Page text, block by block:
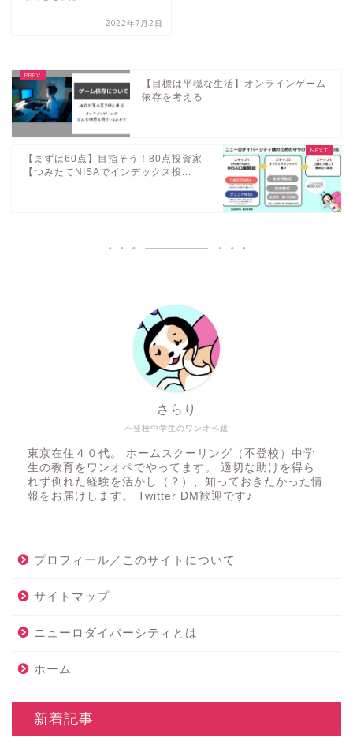
2022年7月2日
【目標は平穏な生活】オンラインゲーム
依存を考える
【まずは60点】目指そう！80点投資家
【つみたてNISAでインデックス投...
不登校中学生のワンオペ親
さらり
東京在住４０代。 ホームスクーリング（不登校）中学
生の教育をワンオペでやってます。 適切な助けを得ら
れず倒れた経験を活かし（？）、知っておきたかった情
報をお届けします。 Twitter DM歓迎です♪
プロフィール／このサイトについて
サイトマップ
ニューロダイバーシティとは
ホーム
_新着記事